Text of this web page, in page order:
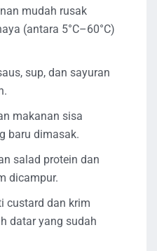
mudah rusak
(antara 5°C–60°C)
sup, dan sayuran
makanan sisa
baru dimasak.
salad protein dan
dicampur.
custard dan krim
datar yang sudah